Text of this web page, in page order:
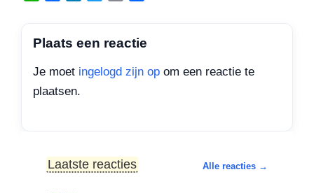
t
A
p
e
o
k
d
t
e
i
e
Plaats een reactie
Je moet ingelogd zijn op om een reactie te
plaatsen.
Laatste reacties Alle reacties →